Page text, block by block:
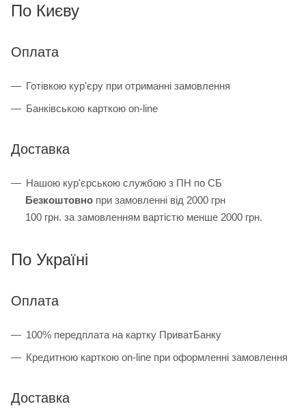
По Києву
Оплата
Готівкою кур'єру при отриманні замовлення
Банківською карткою on-line
Доставка
Нашою кур'єрською службою з ПН по СБ
Безкоштовно при замовленні від 2000 грн
100 грн. за замовленням вартістю менше 2000 грн.
По Україні
Оплата
100% передплата на картку ПриватБанку
Кредитною карткою on-line при оформленні замовлення
Доставка